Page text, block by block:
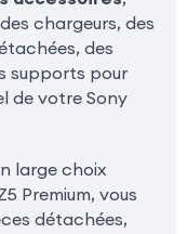
chargeurs, des
des
supports pour
de votre Sony
large choix
Premium, vous
détachées,